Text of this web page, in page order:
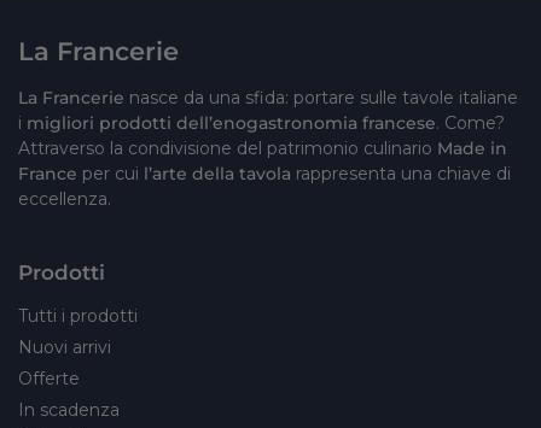
La Francerie
La Francerie nasce da una sfida: portare sulle tavole italiane
i migliori prodotti dell’enogastronomia francese. Come?
Attraverso la condivisione del patrimonio culinario Made in
France per cui l’arte della tavola rappresenta una chiave di
eccellenza.
Prodotti
Tutti i prodotti
Nuovi arrivi
Offerte
In scadenza